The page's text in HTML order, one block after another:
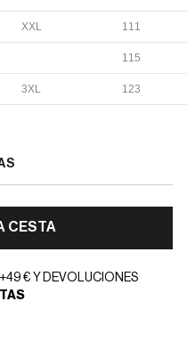
XXL 111
115
3XL 123
CESTA
€ Y DEVOLUCIONES